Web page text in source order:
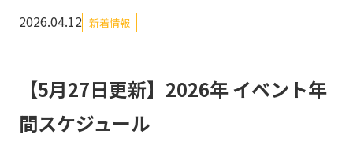
2026.04.12 新着情報
【5月27日更新】2026年 イベント年
間スケジュール